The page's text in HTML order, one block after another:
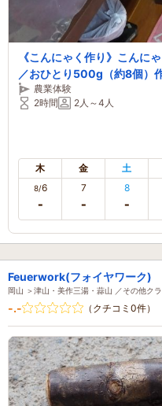
《こんにゃく作り》こんに
／おひとり500g（約8個）
然豊かな場所に位置しており
農業体験
2時間
2人～4人
木 金 土
8/6 7 8
Feuerwork(フォイヤワーク)
岡山 ＞津山・美作三湯・蒜山 ／その他ク
-.- （クチコミ0件）